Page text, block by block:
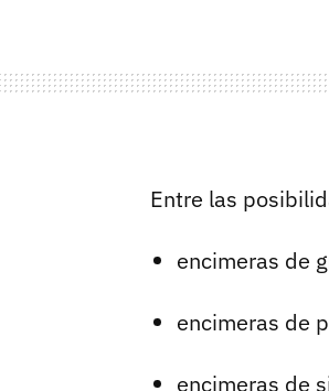
Entre las
encimeras de
encimeras de
encimeras de